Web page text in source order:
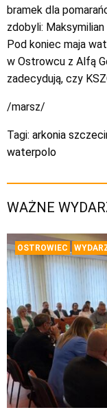
bramek dla
zdobyli:
Pod koniec maja
w Ostrowcu z Alfą
zadecydują, czy
/marsz/
Tagi: arkonia
waterpolo
WAŻNE
OSTROWIEC